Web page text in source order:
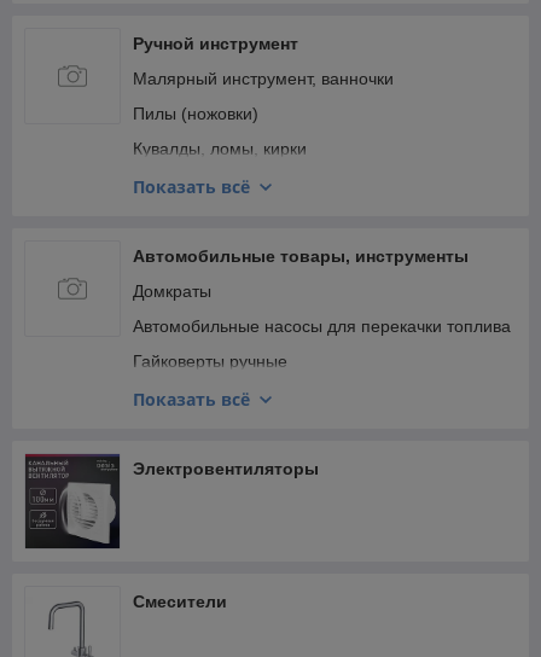
Ручной инструмент
Малярный инструмент, ванночки
Пилы (ножовки)
Кувалды, ломы, кирки
Наборы инструментов
Показать всё
Автомобильные товары, инструменты
Домкраты
Автомобильные насосы для перекачки топлива
Гайковерты ручные
Компрессоры автомобильные
Щетки стеклоочистителя
Показать всё
Электровентиляторы
Смесители